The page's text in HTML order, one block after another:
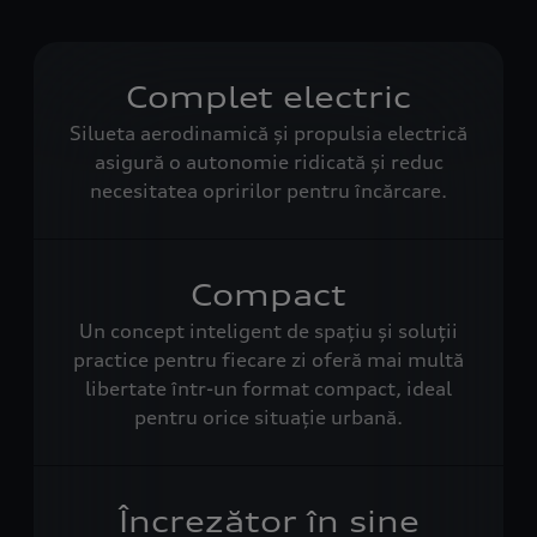
Complet electric
Silueta aerodinamică și propulsia electrică
asigură o autonomie ridicată și reduc
necesitatea opririlor pentru încărcare.
Compact
Un concept inteligent de spațiu și soluții
practice pentru fiecare zi oferă mai multă
libertate într-un format compact, ideal
pentru orice situație urbană.
Încrezător în sine